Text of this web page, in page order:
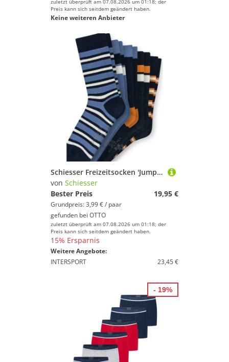
zuletzt überprüft am 07.08.2026 um 01:18; der
Preis kann sich seitdem geändert haben.
Keine weiteren Anbieter
Schiesser Freizeitsocken 'Jump' (5-Paar) mit handgekettelter Naht
von Schiesser
Bester Preis
19,95 €
Grundpreis: 3,99 € / paar
gefunden bei OTTO
zuletzt überprüft am 07.08.2026 um 01:18; der
Preis kann sich seitdem geändert haben.
15% Ersparnis
Weitere Angebote:
INTERSPORT
23,45 €
- 19%